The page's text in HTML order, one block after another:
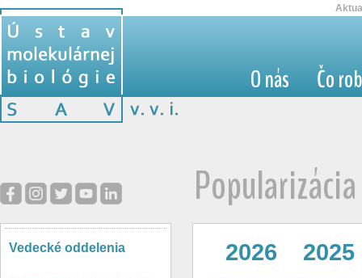
O nás Čo
Vedecké oddelenia 2026 2025